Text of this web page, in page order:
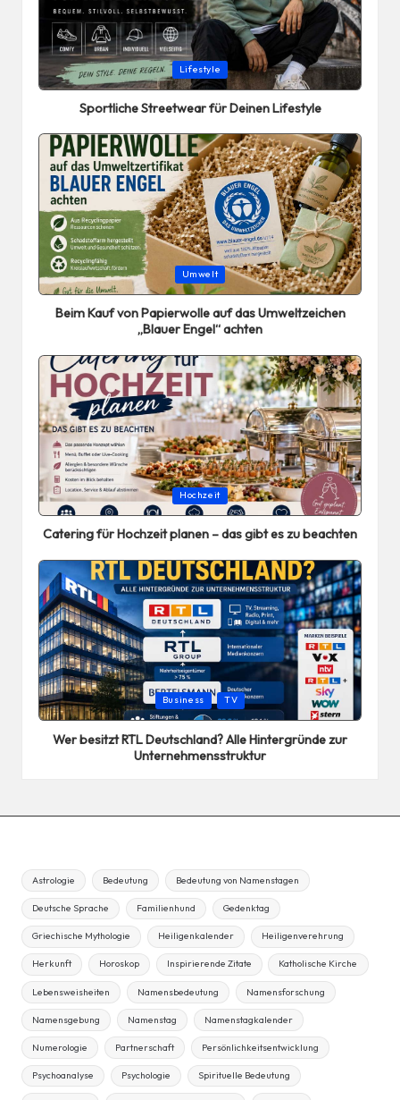
Posted
in
Lifestyle
Sportliche Streetwear für Deinen Lifestyle
Posted
in
Umwelt
Beim Kauf von Papierwolle auf das Umweltzeichen
„Blauer Engel“ achten
Posted
in
Hochzeit
Catering für Hochzeit planen – das gibt es zu beachten
Posted
in
Business TV
Wer besitzt RTL Deutschland? Alle Hintergründe zur
Unternehmensstruktur
Astrologie Bedeutung Bedeutung von Namenstagen
Deutsche Sprache Familienhund Gedenktag
Griechische Mythologie Heiligenkalender Heiligenverehrung
Herkunft Horoskop Inspirierende Zitate Katholische Kirche
Lebensweisheiten Namensbedeutung Namensforschung
Namensgebung Namenstag Namenstagkalender
Numerologie Partnerschaft Persönlichkeitsentwicklung
Psychoanalyse Psychologie Spirituelle Bedeutung